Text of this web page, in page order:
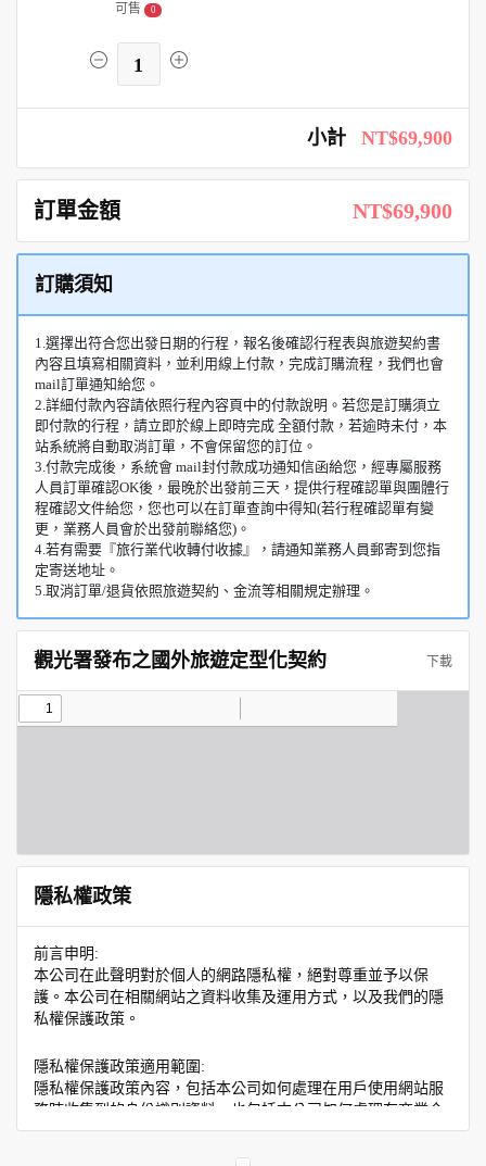
可售 0
1
小計 NT$69,900
訂單金額 NT$69,900
訂購須知
1.選擇出符合您出發日期的行程，報名後確認行程表與旅遊契約書
內容且填寫相關資料，並利用線上付款，完成訂購流程，我們也會
mail訂單通知給您。
2.詳細付款內容請依照行程內容頁中的付款說明。若您是訂購須立
即付款的行程，請立即於線上即時完成 全額付款，若逾時未付，本
站系統將自動取消訂單，不會保留您的訂位。
3.付款完成後，系統會 mail封付款成功通知信函給您，經專屬服務
人員訂單確認OK後，最晚於出發前三天，提供行程確認單與團體行
程確認文件給您，您也可以在訂單查詢中得知(若行程確認單有變
更，業務人員會於出發前聯絡您)。
4.若有需要『旅行業代收轉付收據』，請通知業務人員郵寄到您指
定寄送地址。
5.取消訂單/退貨依照旅遊契約、金流等相關規定辦理。
觀光署發布之國外旅遊定型化契約 下載
隱私權政策
前言申明:
本公司在此聲明對於個人的網路隱私權，絕對尊重並予以保
護。本公司在相關網站之資料收集及運用方式，以及我們的隱
私權保護政策。
隱私權保護政策適用範圍:
隱私權保護政策內容，包括本公司如何處理在用戶使用網站服
務時收集到的身份識別資料，也包括本公司如何處理在商業合
作與本公司合作時分享的任何身份識別資料。隱私權保護政策